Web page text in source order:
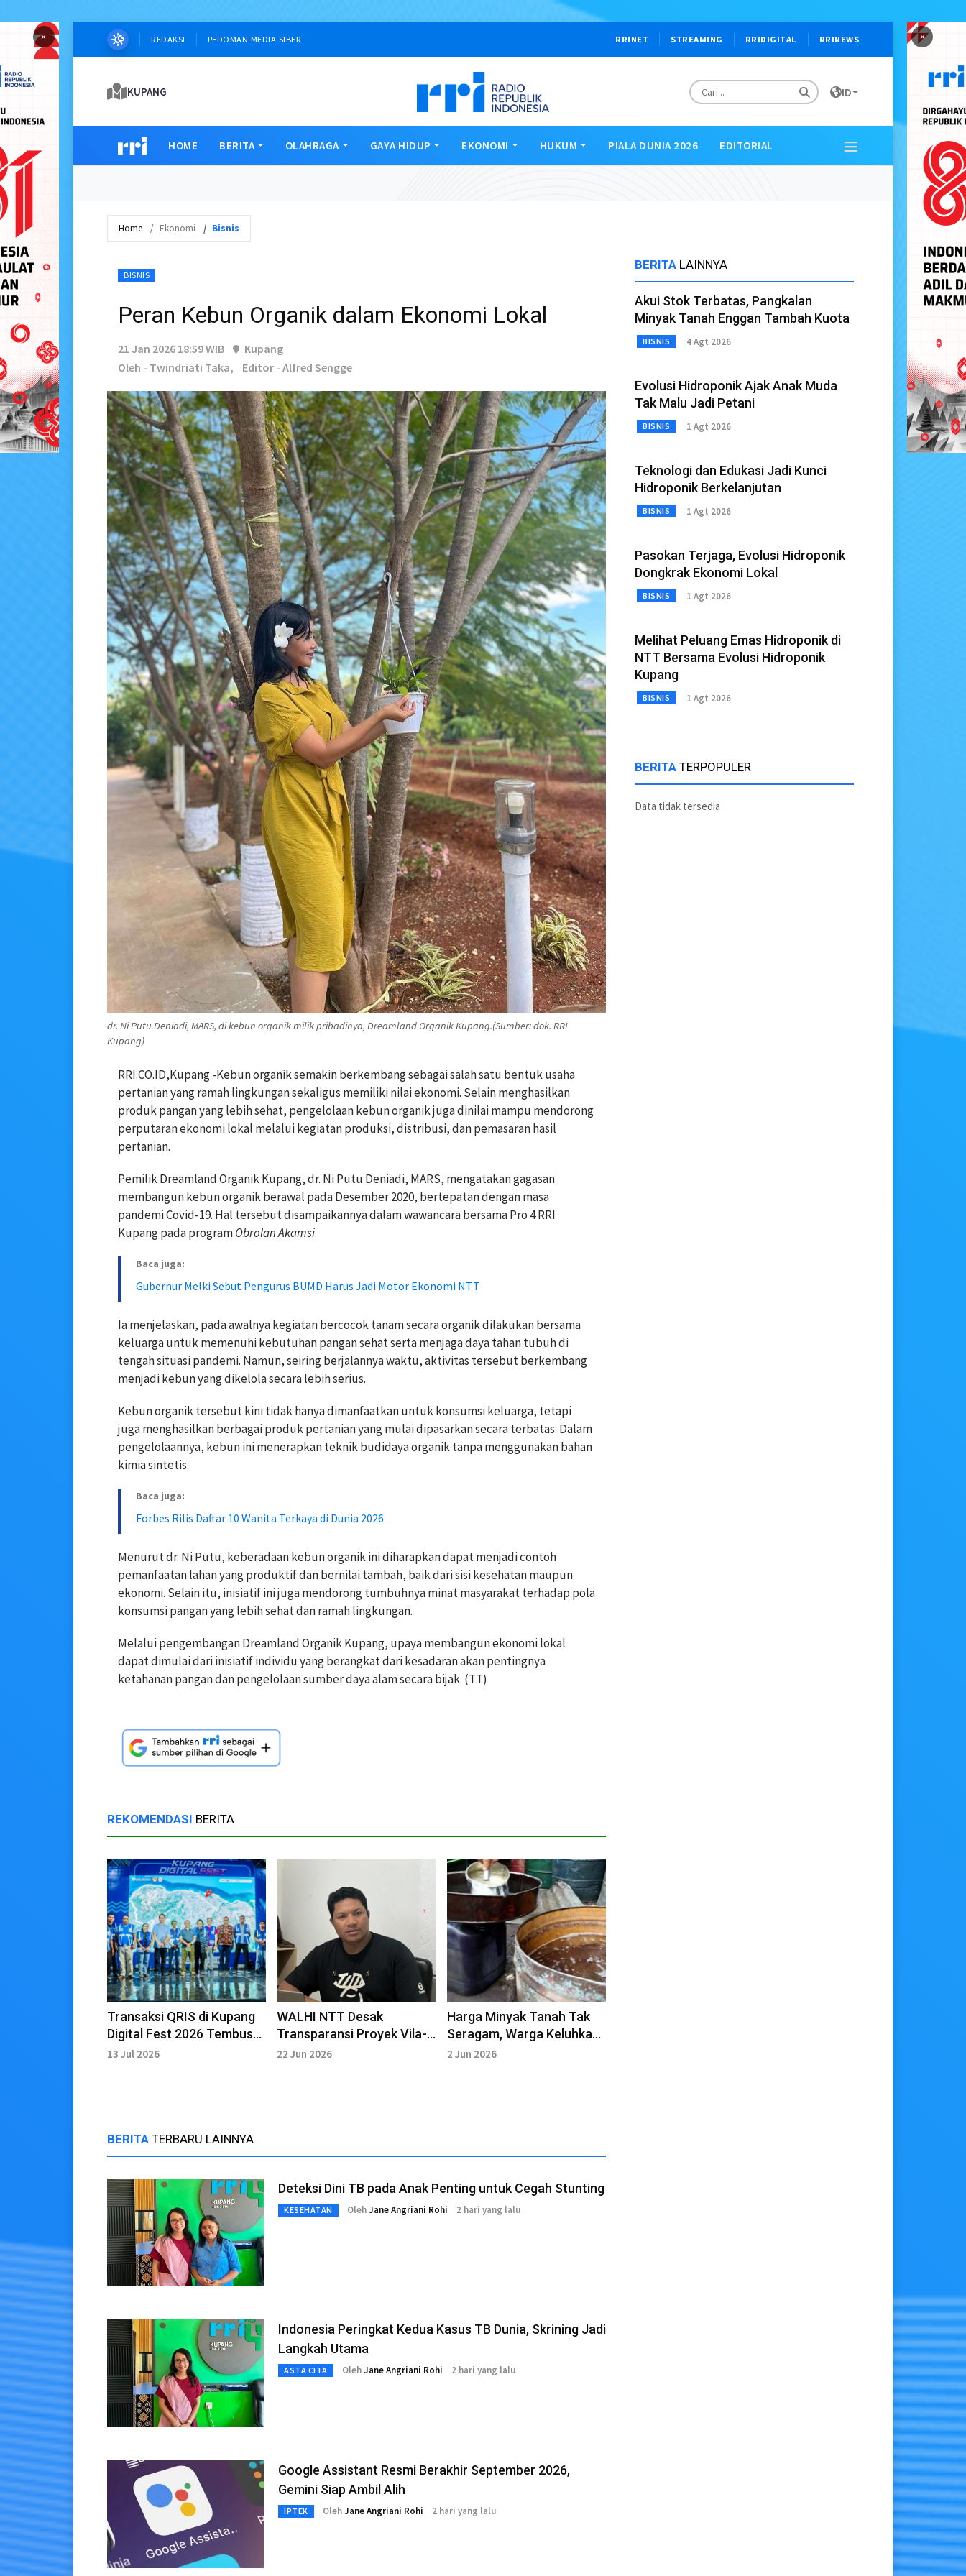
× ×
REDAKSI PEDOMAN MEDIA SIBER RRINET STREAMING RRIDIGITAL RRINEWS
KUPANG ID
HOME BERITA OLAHRAGA GAYA HIDUP EKONOMI HUKUM PIALA DUNIA 2026 EDITORIAL
Home Ekonomi Bisnis
BISNIS
Peran Kebun Organik dalam Ekonomi Lokal
21 Jan 2026 18:59 WIB
Kupang
Oleh - Twindriati Taka,
Editor - Alfred Sengge
dr. Ni Putu Deniadi, MARS, di kebun organik milik pribadinya, Dreamland Organik Kupang.(Sumber: dok. RRI
Kupang)
RRI.CO.ID,Kupang -Kebun organik semakin berkembang sebagai salah satu bentuk usaha
pertanian yang ramah lingkungan sekaligus memiliki nilai ekonomi. Selain menghasilkan
produk pangan yang lebih sehat, pengelolaan kebun organik juga dinilai mampu mendorong
perputaran ekonomi lokal melalui kegiatan produksi, distribusi, dan pemasaran hasil
pertanian.
Pemilik Dreamland Organik Kupang, dr. Ni Putu Deniadi, MARS, mengatakan gagasan
membangun kebun organik berawal pada Desember 2020, bertepatan dengan masa
pandemi Covid-19. Hal tersebut disampaikannya dalam wawancara bersama Pro 4 RRI
Kupang pada programObrolan Akamsi.
Baca juga:
Gubernur Melki Sebut Pengurus BUMD Harus Jadi Motor Ekonomi NTT
Ia menjelaskan, pada awalnya kegiatan bercocok tanam secara organik dilakukan bersama
keluarga untuk memenuhi kebutuhan pangan sehat serta menjaga daya tahan tubuh di
tengah situasi pandemi. Namun, seiring berjalannya waktu, aktivitas tersebut berkembang
menjadi kebun yang dikelola secara lebih serius.
Kebun organik tersebut kini tidak hanya dimanfaatkan untuk konsumsi keluarga, tetapi
juga menghasilkan berbagai produk pertanian yang mulai dipasarkan secara terbatas. Dalam
pengelolaannya, kebun ini menerapkan teknik budidaya organik tanpa menggunakan bahan
kimia sintetis.
Baca juga:
Forbes Rilis Daftar 10 Wanita Terkaya di Dunia 2026
Menurut dr. Ni Putu, keberadaan kebun organik ini diharapkan dapat menjadi contoh
pemanfaatan lahan yang produktif dan bernilai tambah, baik dari sisi kesehatan maupun
ekonomi. Selain itu, inisiatif ini juga mendorong tumbuhnya minat masyarakat terhadap pola
konsumsi pangan yang lebih sehat dan ramah lingkungan.
Melalui pengembangan Dreamland Organik Kupang, upaya membangun ekonomi lokal
dapat dimulai dari inisiatif individu yang berangkat dari kesadaran akan pentingnya
ketahanan pangan dan pengelolaan sumber daya alam secara bijak. (TT)
REKOMENDASI BERITA
Transaksi QRIS di Kupang
Digital Fest 2026 Tembus
9.870, UMKM Raih Rp157
13 Jul 2026
WALHI NTT Desak
Transparansi Proyek Vila-
Galangan di Wairterang
22 Jun 2026
Harga Minyak Tanah Tak
Seragam, Warga Keluhkan
Beban Rumah Tangga
2 Jun 2026
BERITA TERBARU LAINNYA
Deteksi Dini TB pada Anak Penting untuk Cegah Stunting
KESEHATAN OlehJane Angriani Rohi 2 hari yang lalu
Indonesia Peringkat Kedua Kasus TB Dunia, Skrining Jadi
Langkah Utama
ASTA CITA OlehJane Angriani Rohi 2 hari yang lalu
Google Assistant Resmi Berakhir September 2026,
Gemini Siap Ambil Alih
IPTEK OlehJane Angriani Rohi 2 hari yang lalu
BERITA LAINNYA
Akui Stok Terbatas, Pangkalan
Minyak Tanah Enggan Tambah Kuota
BISNIS 4 Agt 2026
Evolusi Hidroponik Ajak Anak Muda
Tak Malu Jadi Petani
BISNIS 1 Agt 2026
Teknologi dan Edukasi Jadi Kunci
Hidroponik Berkelanjutan
BISNIS 1 Agt 2026
Pasokan Terjaga, Evolusi Hidroponik
Dongkrak Ekonomi Lokal
BISNIS 1 Agt 2026
Melihat Peluang Emas Hidroponik di
NTT Bersama Evolusi Hidroponik
Kupang
BISNIS 1 Agt 2026
BERITA TERPOPULER
Data tidak tersedia